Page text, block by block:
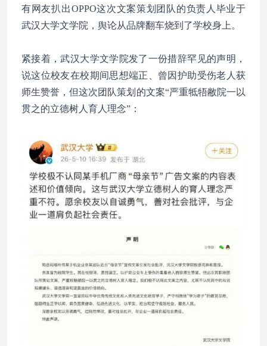
有网友扒出OPPO这次文案策划团队的负责人毕业于
武汉大学文学院，舆论从品牌翻车烧到了学校身上。
紧接着，武汉大学文学院发了一份措辞罕见的声明，
说这位校友在校期间思想端正、曾因护助受伤老人获
师生赞誉，但这次团队策划的文案“严重牴牾敝院一以
贯之的立德树人育人理念”：